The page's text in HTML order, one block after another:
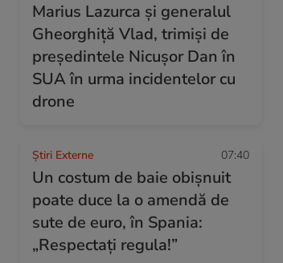
Marius Lazurca și generalul
Gheorghiță Vlad, trimiși de
președintele Nicușor Dan în
SUA în urma incidentelor cu
drone
Știri Externe 07:40
Un costum de baie obișnuit
poate duce la o amendă de
sute de euro, în Spania:
„Respectați regula!”